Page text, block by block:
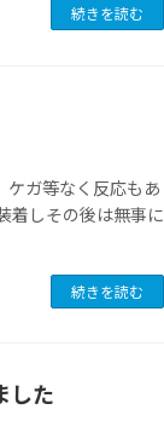
続きを読む
ケガ等なく反応もあ
着しその後は無事に
続きを読む
した